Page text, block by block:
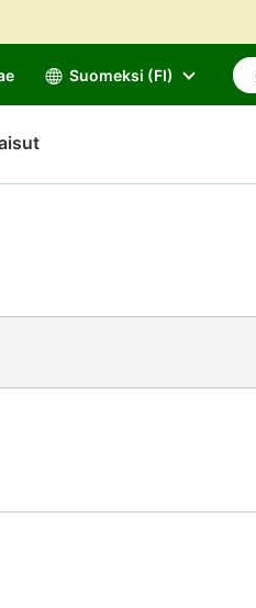
Suomeksi (FI)